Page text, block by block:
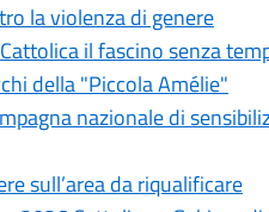
la violenza di genere
il fascino senza
della "Piccola Amélie"
nazionale di
sull’area da riqualificare